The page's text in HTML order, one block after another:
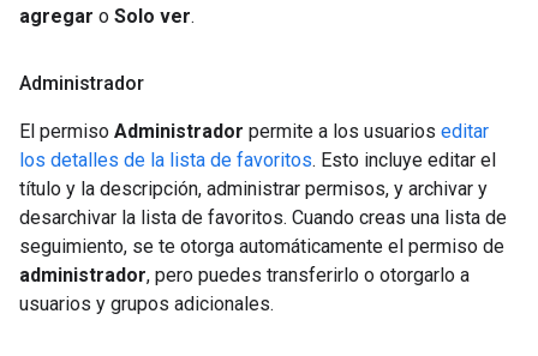
agregar o Solo ver.
Administrador
El permiso Administrador permite a los usuarios editar
los detalles de la lista de favoritos. Esto incluye editar el
título y la descripción, administrar permisos, y archivar y
desarchivar la lista de favoritos. Cuando creas una lista de
seguimiento, se te otorga automáticamente el permiso de
administrador, pero puedes transferirlo o otorgarlo a
usuarios y grupos adicionales.